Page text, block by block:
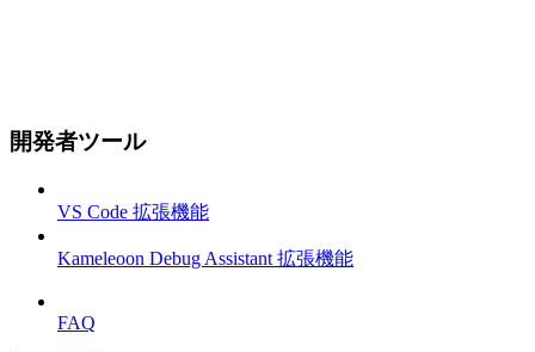
開発者ツール
VS Code 拡張機能
Kameleoon Debug Assistant 拡張機能
FAQ